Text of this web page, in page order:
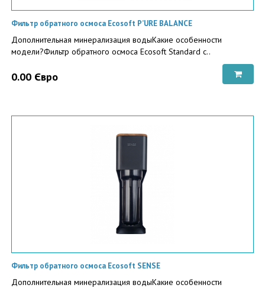
Фильтр обратного осмоса Ecosoft P’URE BALANCE
Дополнительная минерализация водыКакие особенности
модели?Фильтр обратного осмоса Ecosoft Standard с..
0.00 Євро
Фильтр обратного осмоса Ecosoft SENSE
Дополнительная минерализация водыКакие особенности